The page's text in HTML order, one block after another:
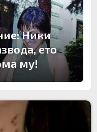
Ники
ето
му!